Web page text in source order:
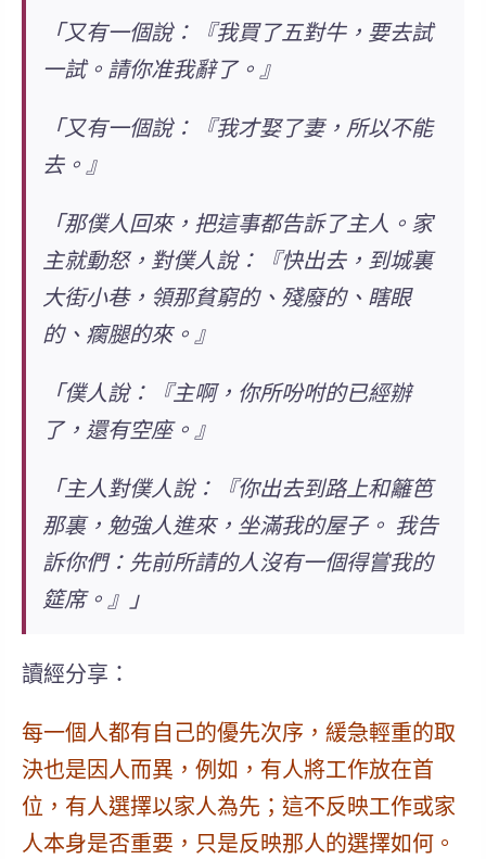
「又有一個說：『我買了五對牛，要去試
一試。請你准我辭了。』
「又有一個說：『我才娶了妻，所以不能
去。』
「那僕人回來，把這事都告訴了主人。家
主就動怒，對僕人說：『快出去，到城裏
大街小巷，領那貧窮的、殘廢的、瞎眼
的、瘸腿的來。』
「僕人說：『主啊，你所吩咐的已經辦
了，還有空座。』
「主人對僕人說：『你出去到路上和籬笆
那裏，勉強人進來，坐滿我的屋子。 我告
訴你們：先前所請的人沒有一個得嘗我的
筵席。』」
讀經分享：
每一個人都有自己的優先次序，緩急輕重的取
決也是因人而異，例如，有人將工作放在首
位，有人選擇以家人為先；這不反映工作或家
人本身是否重要，只是反映那人的選擇如何。